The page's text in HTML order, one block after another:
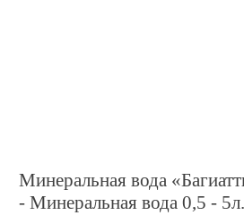
Минеральная вода
- Минеральная вода 0,5 - 5л.